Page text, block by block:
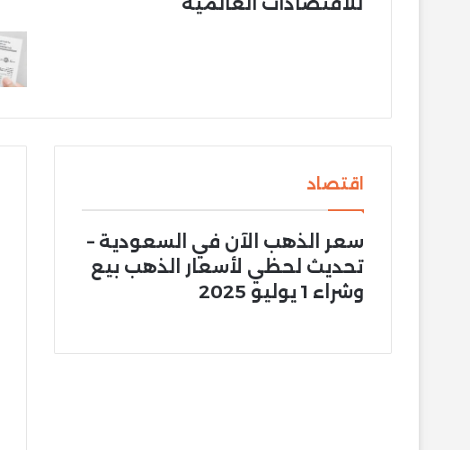
اقتصاد
سعر الذهب الآن في السعودية –
تحديث لحظي لأسعار الذهب بيع
وشراء 1 يوليو 2025